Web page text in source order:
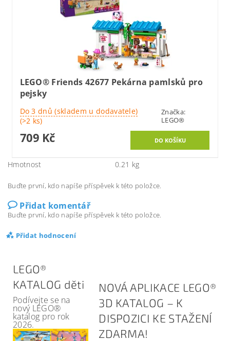
LEGO® Friends 42677 Pekárna pamlsků pro
pejsky
Do 3 dnů (skladem u dodavatele)
(>2 ks)
Značka:
LEGO®
709 Kč
Hmotnost 0.21 kg
Buďte první, kdo napíše příspěvek k této položce.
Přidat komentář
Buďte první, kdo napíše příspěvek k této položce.
Přidat hodnocení
LEGO®
KATALOG děti
Podívejte se na
nový LEGO®
katalog pro rok
2026.
NOVÁ APLIKACE LEGO®
3D KATALOG – K
DISPOZICI KE STAŽENÍ
ZDARMA!